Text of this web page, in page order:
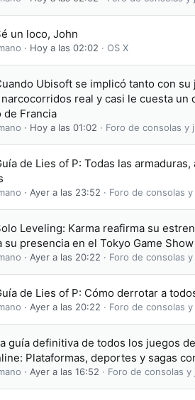
un loco, John
Hoy a las 02:02 OS X
Ubisoft se implicó tanto con
real y casi le cuesta un
de Francia
Hoy a las 01:02 Foro de consolas y
de Lies of P: Todas las
Ayer a las 23:52 Foro de consolas
Leveling: Karma reafirma su
su presencia en el Tokyo Game Show
Ayer a las 20:22 Foro de consolas
de Lies of P: Cómo derrotar a
Ayer a las 20:22 Foro de consolas
guía definitiva de todos los juegos
Plataformas, deportes y sagas
Ayer a las 16:52 Foro de consolas y